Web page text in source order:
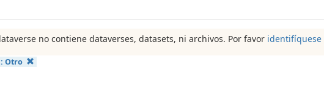
no contiene dataverses, datasets, ni archivos. Por favor identifíquese
Otro